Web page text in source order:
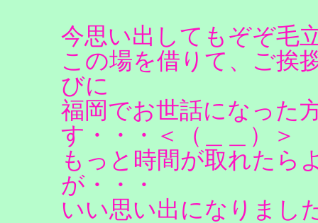
今思い出してもぞぞ毛
この場を借りて、ご挨
びに
福岡でお世話になった
す・・・＜（＿＿）＞
もっと時間が取れたら
が・・・
いい思い出になりまし